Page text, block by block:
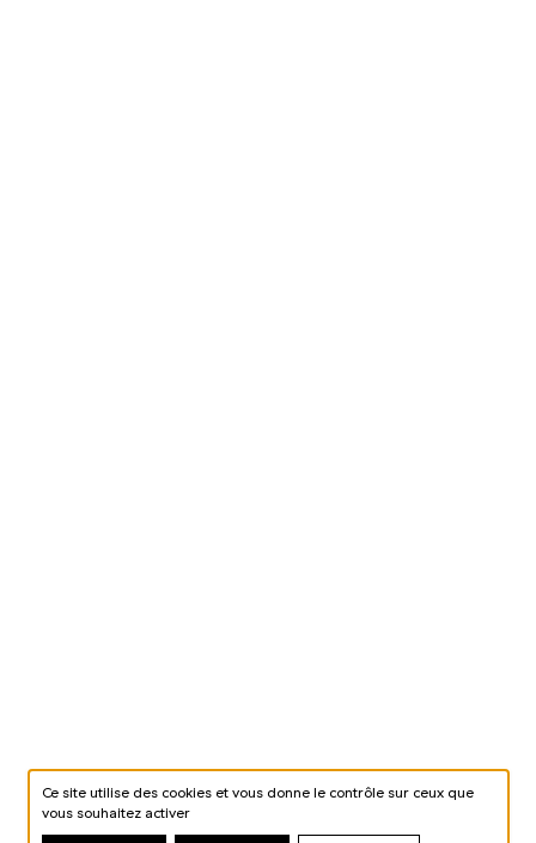
Ce site utilise des cookies et vous donne le contrôle sur ceux que
vous souhaitez activer